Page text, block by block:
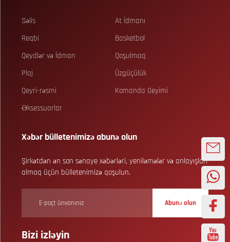
Səlis
At İdmanı
Reqbi
Basketbol
Qeydlər və İdman
Qoşulmaq
Plaj
Üzgüçülük
Qeyri-rəsmi
Komanda Geyimi
Əksessuarlar
Xəbər bülletenimizə abunə olun
Şirkətdən ən son sənaye xəbərləri, yeniləmələr və anlayışları
almaq üçün bülletenimizə qoşulun.
Abunə olun
Bizi izləyin